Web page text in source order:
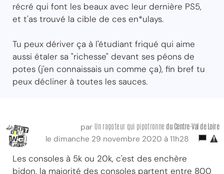
récré qui font les beaux avec leur dernière PS5,
et t'as trouvé la cible de ces en*ulays.
Tu peux dériver ça à l'étudiant friqué qui aime
aussi étaler sa "richesse" devant ses péons de
potes (j'en connaissais un comme ça), fin bref tu
peux décliner à toutes les sauces.
par Un ragoteur qui pipotronne du Centre-Val de Loire
le dimanche 29 novembre 2020 à 11h28
Les consoles à 5k ou 20k, c'est des enchère
bidon, la majorité des consoles partent entre 800